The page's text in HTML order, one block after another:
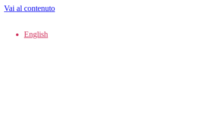
Vai al contenuto
English